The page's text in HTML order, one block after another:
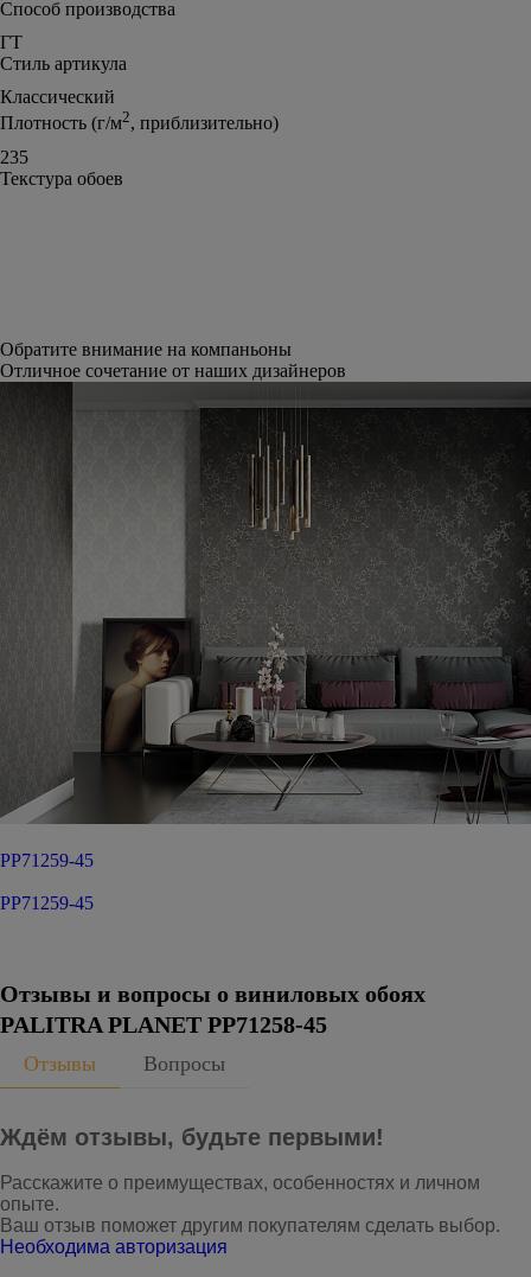
Способ производства
ГТ
Стиль артикула
Классический
Плотность (г/м2, приблизительно)
235
Текстура обоев
Обратите внимание на компаньоны
Отличное сочетание от наших дизайнеров
PP71259-45
PP71259-45
Отзывы и вопросы о виниловых обоях
PALITRA PLANET PP71258-45
Отзывы Вопросы
Ждём отзывы, будьте первыми!
Расскажите о преимуществах, особенностях и личном
опыте.
Ваш отзыв поможет другим покупателям сделать выбор.
Необходима авторизация